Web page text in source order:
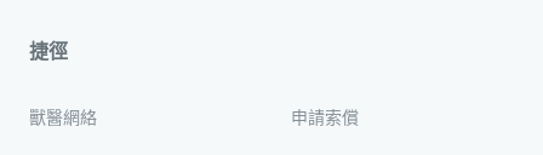
捷徑
獸醫網絡 申請索償